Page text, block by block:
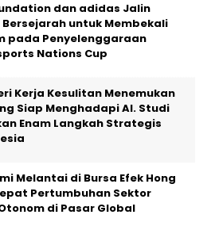
dan adidas Jalin
untuk Membekali
pada Penyelenggaraan
Nations Cup
Kerja Kesulitan Menemukan
Siap Menghadapi AI. Studi
Enam Langkah Strategis
Melantai di Bursa Efek Hong
Pertumbuhan Sektor
di Pasar Global